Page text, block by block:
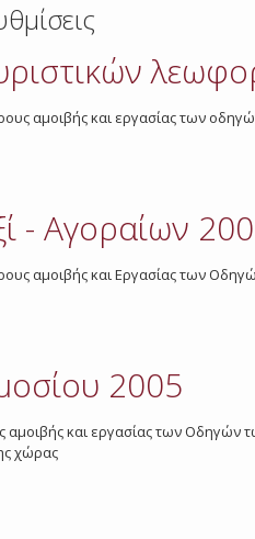
αμοιβής και εργασίας των
- Αγοραίων
αμοιβής και Εργασίας των
2005
αμοιβής και εργασίας των
χώρας